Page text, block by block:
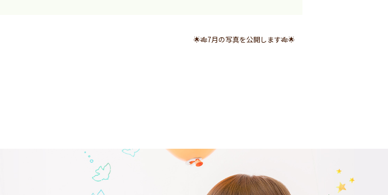
🌟🎋7月の写真を公開します🎋🌟